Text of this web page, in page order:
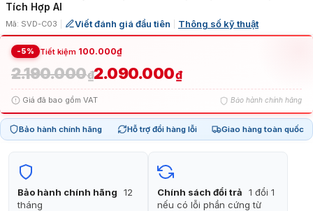
Tích Hợp AI
Mã: SVD-C03 Viết đánh giá đầu tiên Thông số kỹ thuật
-5% Tiết kiệm 100.000₫
2.190.000₫
Giá
gốc
là:
2.190.000₫.
2.090.000₫
Giá
hiện
tại
là:
2.090.000₫.
Giá đã bao gồm VAT Bảo hành chính hãng
Bảo hành chính hãng Hỗ trợ đổi hàng lỗi Giao hàng toàn quốc
Bảo hành chính hãng
12
tháng
Chính sách đổi trả
1 đổi 1
nếu có lỗi phần cứng từ